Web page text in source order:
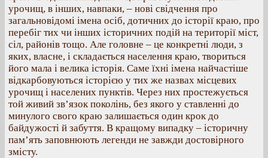
урочищ, в інших, навпаки, – нові свідчення про
загальновідомі імена осіб, дотичних до історії краю, про
перебіг тих чи інших історичних подій на території міст,
сіл, районів тощо. Але головне – це конкретні люди, з
яких, власне, і складається населення краю, твориться
його мала і велика історія. Саме їхні імена найчастіше
відкарбовуються історією у тих же назвах місцевих
урочищ і населених пунктів. Через них простежується
той живий зв’язок поколінь, без якого у ставленні до
минулого свого краю залишається один крок до
байдужості й забуття. В кращому випадку – історичну
пам’ять заповнюють легенди не завжди достовірного
змісту.